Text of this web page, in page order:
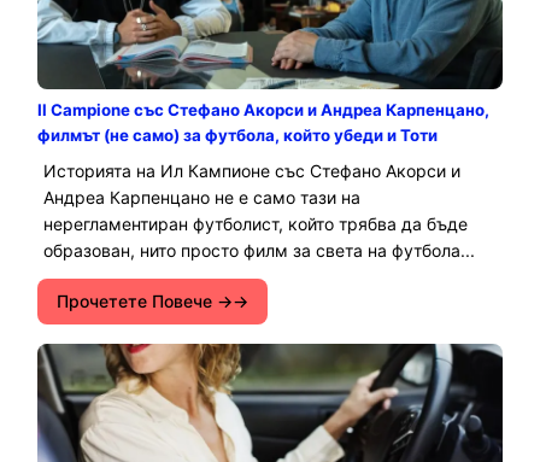
Il Campione със Стефано Акорси и Андреа Карпенцано,
филмът (не само) за футбола, който убеди и Тоти
Историята на Ил Кампионе със Стефано Акорси и
Андреа Карпенцано не е само тази на
нерегламентиран футболист, който трябва да бъде
образован, нито просто филм за света на футбола...
Прочетете Повече →